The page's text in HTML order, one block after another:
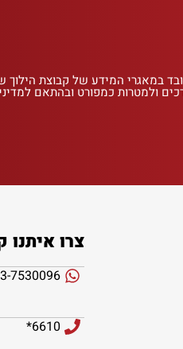
במאגרי המידע של קבוצת
ולמטרות כמפורט ובהתאם
צרו
7530096
6610*